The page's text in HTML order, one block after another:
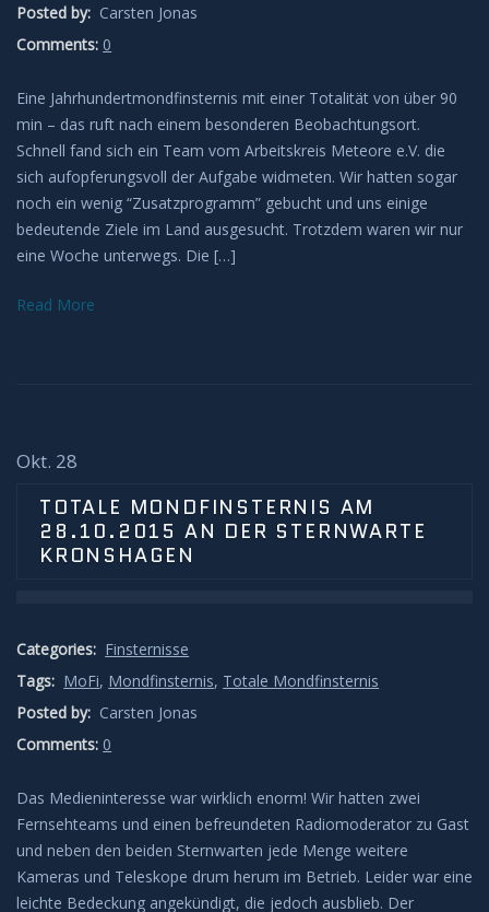
Zodiakallicht
Sonne
Weißlicht
H-Alpha
Mars
Merkur
Venus
Kometen
Bedeckungen
Finsternisse
Posted by: Carsten Jonas
Comments: 0
Eine Jahrhundertmondfinsternis mit einer Totalität von über 90
min – das ruft nach einem besonderen Beobachtungsort.
Schnell fand sich ein Team vom Arbeitskreis Meteore e.V. die
sich aufopferungsvoll der Aufgabe widmeten. Wir hatten sogar
noch ein wenig “Zusatzprogramm” gebucht und uns einige
bedeutende Ziele im Land ausgesucht. Trotzdem waren wir nur
eine Woche unterwegs. Die […]
Read More
Okt. 28
TOTALE MONDFINSTERNIS AM
28.10.2015 AN DER STERNWARTE
KRONSHAGEN
Categories: Finsternisse
Tags: MoFi, Mondfinsternis, Totale Mondfinsternis
Posted by: Carsten Jonas
Comments: 0
Das Medieninteresse war wirklich enorm! Wir hatten zwei
Fernsehteams und einen befreundeten Radiomoderator zu Gast
und neben den beiden Sternwarten jede Menge weitere
Kameras und Teleskope drum herum im Betrieb. Leider war eine
leichte Bedeckung angekündigt, die jedoch ausblieb. Der